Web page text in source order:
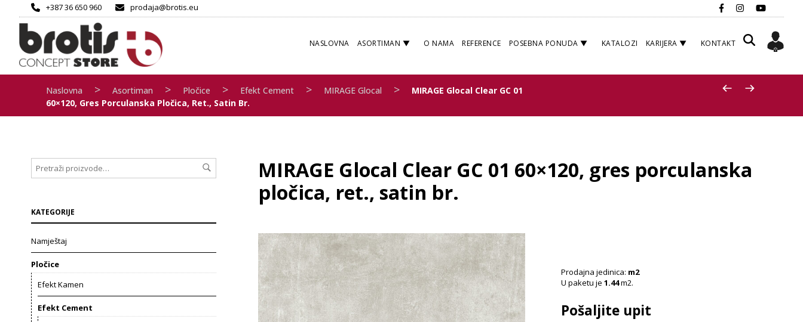
+387 36 650 960 prodaja@brotis.eu
NASLOVNA ASORTIMAN O NAMA REFERENCE POSEBNA PONUDA KATALOZI KARIJERA KONTAKT
Naslovna > Asortiman > Pločice > Efekt Cement > MIRAGE Glocal >
MIRAGE Glocal Clear GC 01
60×120, Gres Porculanska Pločica, Ret., Satin Br.
MIRAGE Glocal Clear GC 01 60×120, gres porculanska
pločica, ret., satin br.
Prodajna jedinica: m2
U paketu je1.44m2.
Pošaljite upit
KATEGORIJE
Namještaj
Pločice
Efekt Kamen
Efekt Cement